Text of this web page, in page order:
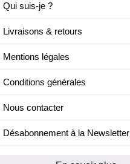
Qui suis-je ?
Livraisons & retours
Mentions légales
Conditions générales
Nous contacter
Désabonnement à la Newsletter